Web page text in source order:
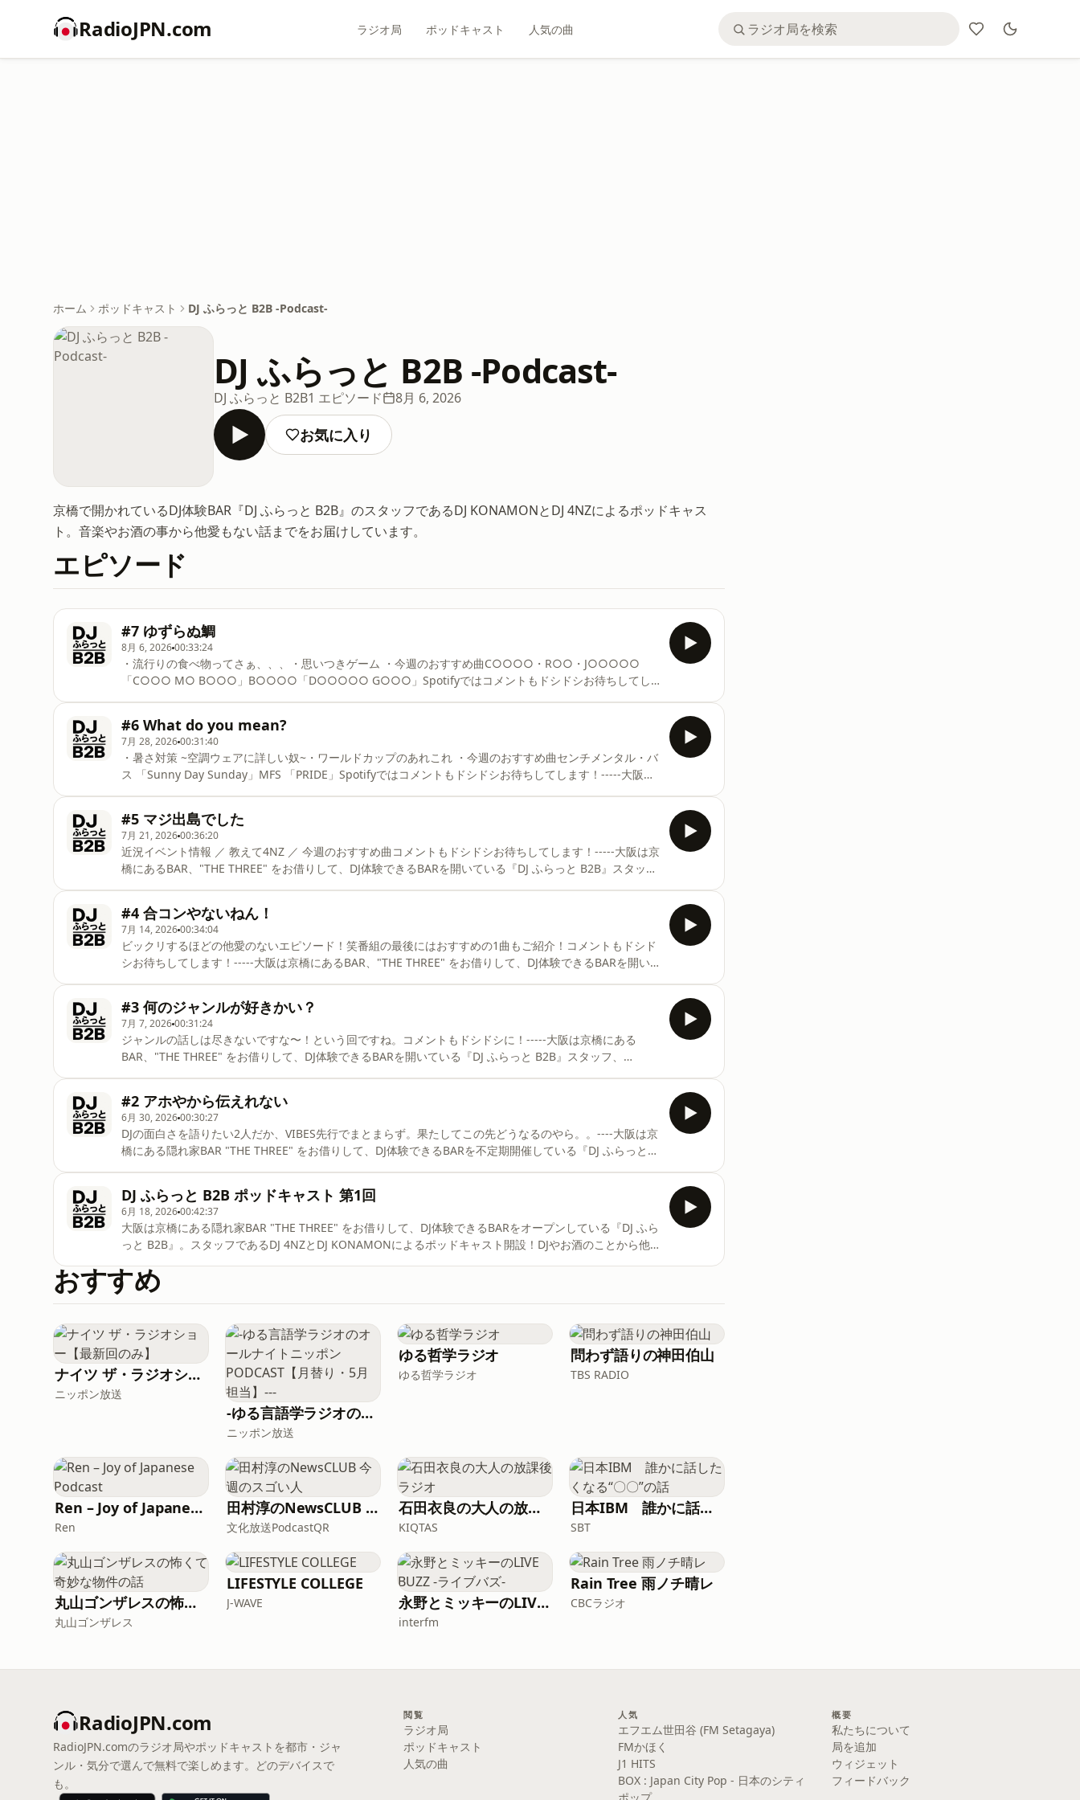
RadioJPN.com ラジオ局 ポッドキャスト 人気の曲
ホーム ポッドキャスト DJ ふらっと B2B -Podcast-
DJ ふらっと B2B -Podcast-
DJ ふらっと B2B1 エピソード 8月 6, 2026
お気に入り
京橋で開かれているDJ体験BAR『DJ ふらっと B2B』のスタッフであるDJ KONAMONとDJ 4NZによるポッドキャス
ト。音楽やお酒の事から他愛もない話までをお届けしています。
エピソード
#7 ゆずらぬ鯛
8月 6, 202600:33:24
・流行りの食べ物ってさぁ、、、・思いつきゲーム ・今週のおすすめ曲C○○○○・R○○・J○○○○○
「C○○○ M○ B○○○」B○○○○「D○○○○○ G○○○」Spotifyではコメントもドシドシお待ちしてし
検索を！-----
#6 What do you mean?
7月 28, 202600:31:40
・暑さ対策 ~空調ウェアに詳しい奴~・ワールドカップのあれこれ ・今週のおすすめ曲センチメンタル・バ
ス 「Sunny Day Sunday」MFS 「PRIDE」Spotifyではコメントもドシドシお待ちしてします！-----大阪は
フ、KONAMONと4NZによるポッドキャストです。Instagramは "DJ ふらっと B2B" で検索を！-----
#5 マジ出島でした
7月 21, 202600:36:20
近況イベント情報 ／ 教えて4NZ ／ 今週のおすすめ曲コメントもドシドシお待ちしてします！-----大阪は京
橋にあるBAR、"THE THREE" をお借りして、DJ体験できるBARを開いている『DJ ふらっと B2B』スタッ
#4 合コンやないねん！
7月 14, 202600:34:04
ビックリするほどの他愛のないエピソード！笑番組の最後にはおすすめの1曲もご紹介！コメントもドシド
シお待ちしてします！-----大阪は京橋にあるBAR、"THE THREE" をお借りして、DJ体験できるBARを開い
#3 何のジャンルが好きかい？
7月 7, 202600:31:24
ジャンルの話しは尽きないですな〜！という回ですね。コメントもドシドシに！-----大阪は京橋にある
BAR、"THE THREE" をお借りして、DJ体験できるBARを開いている『DJ ふらっと B2B』スタッフ、
#2 アホやから伝えれない
6月 30, 202600:30:27
DJの面白さを語りたい2人だか、VIBES先行でまとまらず。果たしてこの先どうなるのやら。。----大阪は京
橋にある隠れ家BAR "THE THREE" をお借りして、DJ体験できるBARを不定期開催している『DJ ふらっと
検索を！----＊今エピソードは音声が乱れている可能性があります。ご了承ください。
DJ ふらっと B2B ポッドキャスト 第1回
6月 18, 202600:42:37
大阪は京橋にある隠れ家BAR "THE THREE" をお借りして、DJ体験できるBARをオープンしている『DJ ふら
っと B2B』。スタッフであるDJ 4NZとDJ KONAMONによるポッドキャスト開設！DJやお酒のことから他
おすすめ
ナイツ ザ・ラジオショー【最新回のみ】
ニッポン放送
-ゆる言語学ラジオのオールナイトニッポンPODCAST【月替り・5月担当】---
ニッポン放送
ゆる哲学ラジオ
ゆる哲学ラジオ
問わず語りの神田伯山
TBS RADIO
Ren – Joy of Japanese Podcast
Ren
田村淳のNewsCLUB 今週のスゴい人
文化放送PodcastQR
石田衣良の大人の放課後ラジオ
KIQTAS
日本IBM 誰かに話したくなる“〇〇”の話
SBT
丸山ゴンザレスの怖くて奇妙な物件の話
丸山ゴンザレス
LIFESTYLE COLLEGE
J-WAVE 永野とミッキーのLIVE BUZZ -ライブバズ-
interfm
Rain Tree 雨ノチ晴レ
CBCラジオ
RadioJPN.com
RadioJPN.comのラジオ局やポッドキャストを都市・ジャ
ンル・気分で選んで無料で楽しめます。どのデバイスで
も。
閲覧
ラジオ局
ポッドキャスト
人気の曲
人気
エフエム世田谷 (FM Setagaya)
FMかほく
J1 HITS
BOX : Japan City Pop - 日本のシティ
概要
私たちについて
局を追加
ウィジェット
フィードバック